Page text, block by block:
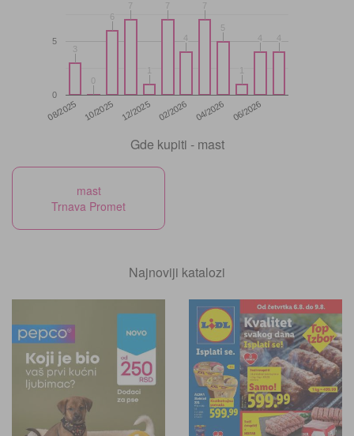
08/2025 10/2025 12/2025 02/2026 04/2026 06/2026
0
5
33
00
66
77 77
44
77
55
44 44
Gde kupiti - mast
mast
Trnava Promet
Najnoviji katalozi